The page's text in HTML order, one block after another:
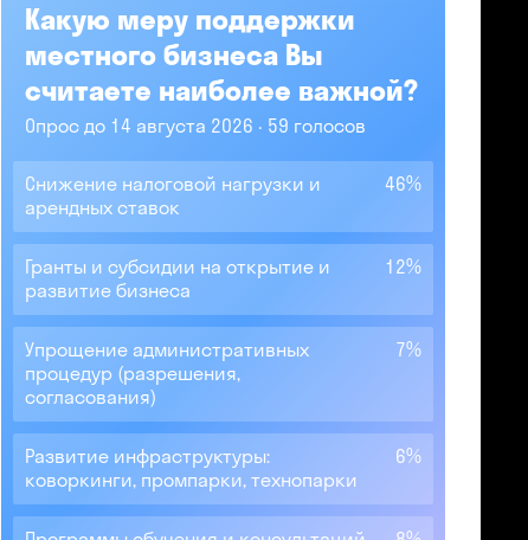
Какую меру поддержки
местного бизнеса Вы
считаете наиболее важной?
Опрос до 14 августа 2026 59 голосов
Снижение налоговой нагрузки и
арендных ставок
46%
Гранты и субсидии на открытие и
развитие бизнеса
12%
Упрощение административных
процедур (разрешения,
согласования)
7%
Развитие инфраструктуры:
коворкинги, промпарки, технопарки
6%